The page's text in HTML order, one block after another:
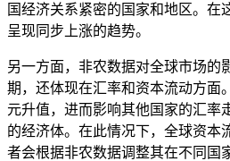
国经济关系紧密的国家和地区。在
呈现同步上涨的趋势。
另一方面，非农数据对全球市场的
期，还体现在汇率和资本流动方面
元升值，进而影响其他国家的汇率
的经济体。在此情况下，全球资本
者会根据非农数据调整其在不同国